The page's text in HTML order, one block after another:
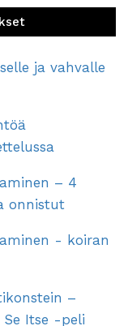
ja vahvalle
– 4
onnistut
- koiran
–
Se Itse -peli